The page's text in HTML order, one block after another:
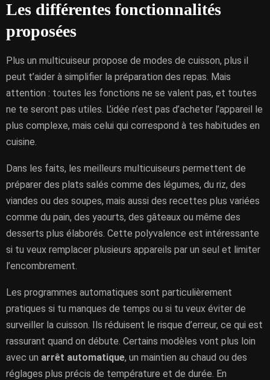
Les différentes fonctionnalités
proposées
Plus un multicuiseur propose de modes de cuisson, plus il
peut t’aider à simplifier la préparation des repas. Mais
attention : toutes les fonctions ne se valent pas, et toutes
ne te seront pas utiles. L’idée n’est pas d’acheter l’appareil le
plus complexe, mais celui qui correspond à tes habitudes en
cuisine.
Dans les faits, les meilleurs multicuiseurs permettent de
préparer des plats salés comme des légumes, du riz, des
viandes ou des soupes, mais aussi des recettes plus variées
comme du pain, des yaourts, des gâteaux ou même des
desserts plus élaborés. Cette polyvalence est intéressante
si tu veux remplacer plusieurs appareils par un seul et limiter
l’encombrement.
Les programmes automatiques sont particulièrement
pratiques si tu manques de temps ou si tu veux éviter de
surveiller la cuisson. Ils réduisent le risque d’erreur, ce qui est
rassurant quand on débute. Certains modèles vont plus loin
avec un arrêt automatique, un maintien au chaud ou des
réglages plus précis de température et de durée. En